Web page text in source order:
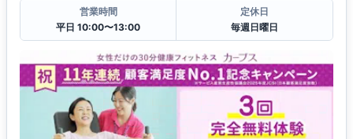
営業時間
平日 10:00〜13:00
定休日
毎週日曜日